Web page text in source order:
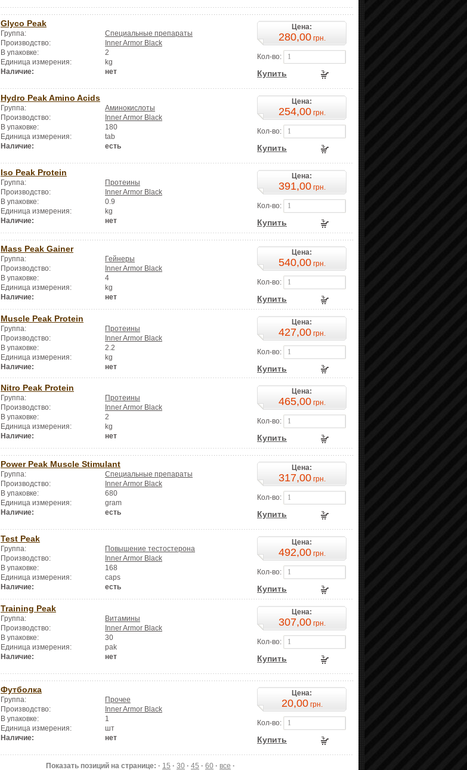
Glyco Peak
Группа:
Специальные препараты
Производство:
Inner Armor Black
В упаковке:
2
Единица измерения:
kg
Наличие:
нет
Цена:
280,00грн.
Кол-во:
Купить
Hydro Peak Amino Acids
Группа:
Аминокислоты
Производство:
Inner Armor Black
В упаковке:
180
Единица измерения:
tab
Наличие:
есть
Цена:
254,00грн.
Кол-во:
Купить
Iso Peak Protein
Группа:
Протеины
Производство:
Inner Armor Black
В упаковке:
0.9
Единица измерения:
kg
Наличие:
нет
Цена:
391,00грн.
Кол-во:
Купить
Mass Peak Gainer
Группа:
Гейнеры
Производство:
Inner Armor Black
В упаковке:
4
Единица измерения:
kg
Наличие:
нет
Цена:
540,00грн.
Кол-во:
Купить
Muscle Peak Protein
Группа:
Протеины
Производство:
Inner Armor Black
В упаковке:
2.2
Единица измерения:
kg
Наличие:
нет
Цена:
427,00грн.
Кол-во:
Купить
Nitro Peak Protein
Группа:
Протеины
Производство:
Inner Armor Black
В упаковке:
2
Единица измерения:
kg
Наличие:
нет
Цена:
465,00грн.
Кол-во:
Купить
Power Peak Muscle Stimulant
Группа:
Специальные препараты
Производство:
Inner Armor Black
В упаковке:
680
Единица измерения:
gram
Наличие:
есть
Цена:
317,00грн.
Кол-во:
Купить
Test Peak
Группа:
Повышение тестостерона
Производство:
Inner Armor Black
В упаковке:
168
Единица измерения:
caps
Наличие:
есть
Цена:
492,00грн.
Кол-во:
Купить
Training Peak
Группа:
Витамины
Производство:
Inner Armor Black
В упаковке:
30
Единица измерения:
pak
Наличие:
нет
Цена:
307,00грн.
Кол-во:
Купить
Футболка
Группа:
Прочее
Производство:
Inner Armor Black
В упаковке:
1
Единица измерения:
шт
Наличие:
нет
Цена:
20,00грн.
Кол-во:
Купить
Показать позиций на странице: · 15 · 30 · 45 · 60 · все ·